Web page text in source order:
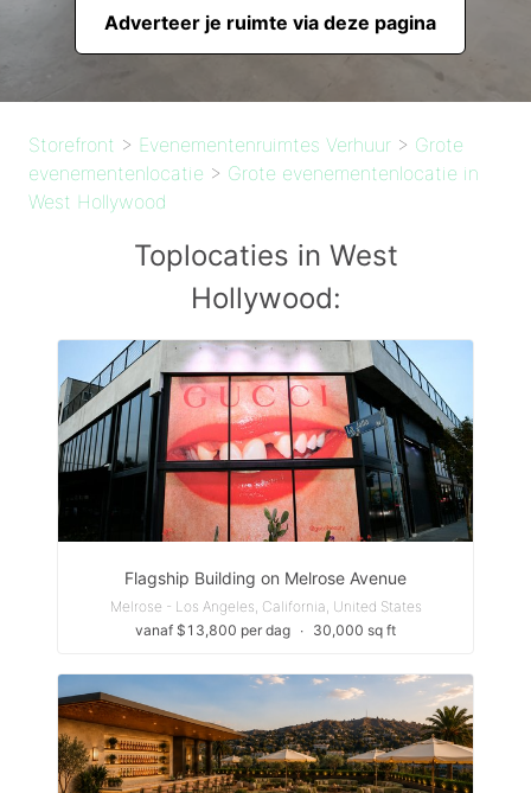
Adverteer je ruimte via deze pagina
Storefront > Evenementenruimtes Verhuur > Grote
evenementenlocatie > Grote evenementenlocatie in
West Hollywood
Toplocaties in West
Hollywood:
Flagship Building on Melrose Avenue
Melrose - Los Angeles, California, United States
vanaf $13,800 per dag ∙ 30,000 sq ft